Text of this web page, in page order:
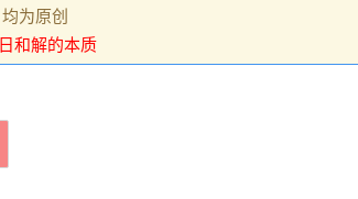
为原创
和解的本质